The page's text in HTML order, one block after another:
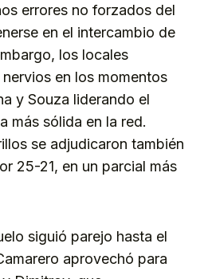
errores no forzados del
en el intercambio de
los locales
en los momentos
y Souza liderando el
más sólida en la red.
se adjudicaron también
25-21, en un parcial más
siguió parejo hasta el
aprovechó para